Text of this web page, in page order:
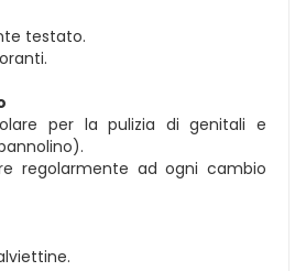
testato.
per la pulizia di genitali e
regolarmente ad ogni cambio